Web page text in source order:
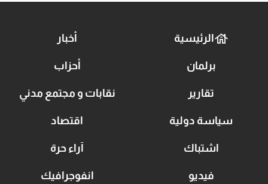
الرئيسية أخبار
برلمان أحزاب
تقارير نقابات و مجتمع مدني
سياسة دولية اقتصاد
اشتباك آراء حرة
فيديو انفوجرافيك